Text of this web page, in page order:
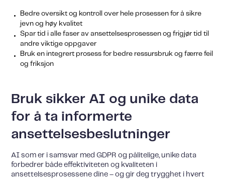
Bedre oversikt og kontroll over hele prosessen for å sikre
jevn og høy kvalitet
Spar tid i alle faser av ansettelsesprosessen og frigjør tid til
andre viktige oppgaver
Bruk en integrert prosess for bedre ressursbruk og færre feil
og friksjon
Bruk sikker AI og unike data
for å ta informerte
ansettelsesbeslutninger
AI som er i samsvar med GDPR og pålitelige, unike data
forbedrer både effektiviteten og kvaliteten i
ansettelsesprosessene dine – og gir deg trygghet i hvert